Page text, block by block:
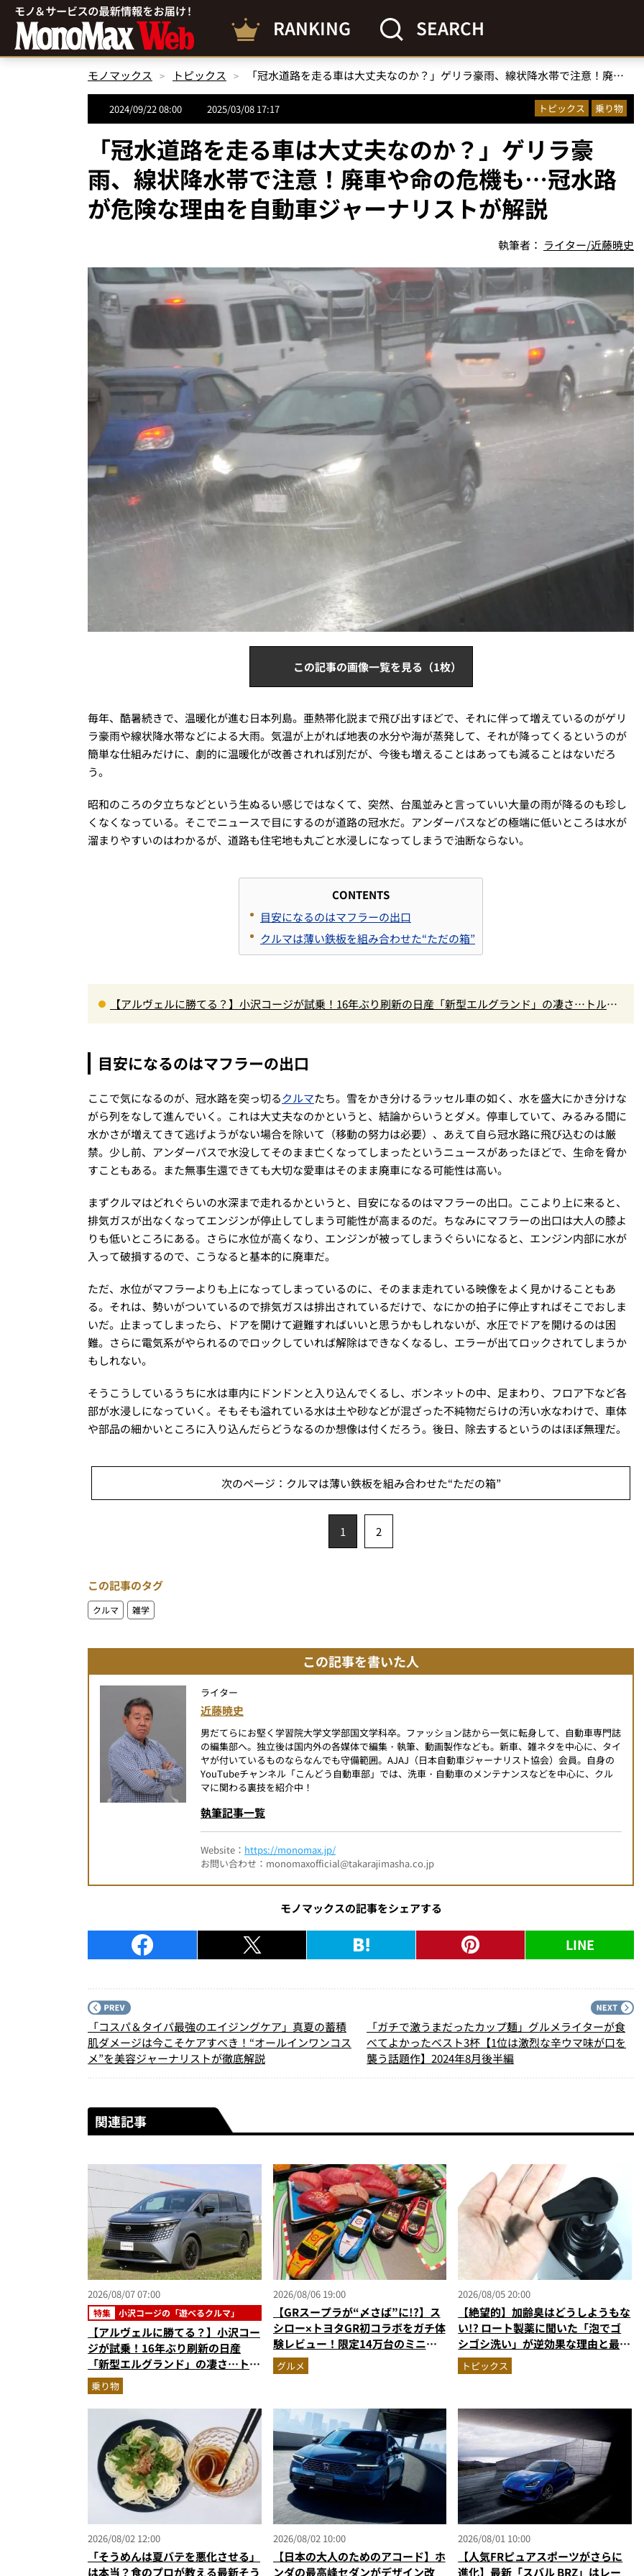
RANKING SEARCH
モノマックス トピックス 「冠水道路を走る車は大丈夫なのか？」ゲリラ豪雨、線状降水帯で注意！廃車や命の危機も…冠水路が危険な理由を自動車ジャーナリストが解説
2024/09/22 08:00 2025/03/08 17:17 トピックス 乗り物
「冠水道路を走る車は大丈夫なのか？」ゲリラ豪
雨、線状降水帯で注意！廃車や命の危機も…冠水路
が危険な理由を自動車ジャーナリストが解説
執筆者： ライター/近藤暁史
この記事の画像一覧を見る（1枚）
毎年、酷暑続きで、温暖化が進む日本列島。亜熱帯化説まで飛び出すほどで、それに伴って増えているのがゲリ
ラ豪雨や線状降水帯などによる大雨。気温が上がれば地表の水分や海が蒸発して、それが降ってくるというのが
簡単な仕組みだけに、劇的に温暖化が改善されれば別だが、今後も増えることはあっても減ることはないだろ
う。
昭和のころの夕立ちなどという生ぬるい感じではなくて、突然、台風並みと言っていい大量の雨が降るのも珍し
くなくなっている。そこでニュースで目にするのが道路の冠水だ。アンダーパスなどの極端に低いところは水が
溜まりやすいのはわかるが、道路も住宅地も丸ごと水浸しになってしまうで油断ならない。
CONTENTS
目安になるのはマフラーの出口
クルマは薄い鉄板を組み合わせた“ただの箱”
【アルヴェルに勝てる？】小沢コージが試乗！16年ぶり刷新の日産「新型エルグランド」の凄さ…トルク5
目安になるのはマフラーの出口
ここで気になるのが、冠水路を突っ切るクルマたち。雪をかき分けるラッセル車の如く、水を盛大にかき分けな
がら列をなして進んでいく。これは大丈夫なのかというと、結論からいうとダメ。停車していて、みるみる間に
水かさが増えてきて逃げようがない場合を除いて（移動の努力は必要）、あえて自ら冠水路に飛び込むのは厳
禁。少し前、アンダーパスで水没してそのまま亡くなってしまったというニュースがあったほどで、生命を脅か
すこともある。また無事生還できても大切な愛車はそのまま廃車になる可能性は高い。
まずクルマはどれぐらいの水深まで走れるかというと、目安になるのはマフラーの出口。ここより上に来ると、
排気ガスが出なくなってエンジンが停止してしまう可能性が高まるのだ。ちなみにマフラーの出口は大人の膝よ
りも低いところにある。さらに水位が高くなり、エンジンが被ってしまうぐらいになると、エンジン内部に水が
入って破損するので、こうなると基本的に廃車だ。
ただ、水位がマフラーよりも上になってしまっているのに、そのまま走れている映像をよく見かけることもあ
る。それは、勢いがついているので排気ガスは排出されているだけで、なにかの拍子に停止すればそこでおしま
いだ。止まってしまったら、ドアを開けて避難すればいいと思うかもしれないが、水圧でドアを開けるのは困
難。さらに電気系がやられるのでロックしていれば解除はできなくなるし、エラーが出てロックされてしまうか
もしれない。
そうこうしているうちに水は車内にドンドンと入り込んでくるし、ボンネットの中、足まわり、フロア下など各
部が水浸しになっていく。そもそも溢れている水は土や砂などが混ざった不純物だらけの汚い水なわけで、車体
や部品の細かいところに入り込んだらどうなるのか想像は付くだろう。後日、除去するというのはほぼ無理だ。
次のページ：クルマは薄い鉄板を組み合わせた“ただの箱”
1 2
この記事のタグ
クルマ 雑学
この記事を書いた人
ライター
近藤暁史
男だてらにお堅く学習院大学文学部国文学科卒。ファッション誌から一気に転身して、自動車専門誌
の編集部へ。独立後は国内外の各媒体で編集・執筆、動画製作なども。新車、雑ネタを中心に、タイ
ヤが付いているものならなんでも守備範囲。AJAJ（日本自動車ジャーナリスト協会）会員。自身の
YouTubeチャンネル「こんどう自動車部」では、洗車・自動車のメンテナンスなどを中心に、クル
マに関わる裏技を紹介中！
執筆記事一覧
Website： https://monomax.jp/
お問い合わせ：monomaxofficial@takarajimasha.co.jp
モノマックスの記事をシェアする
LINE
「コスパ＆タイパ最強のエイジングケア」真夏の蓄積
肌ダメージは今こそケアすべき！“オールインワンコス
メ”を美容ジャーナリストが徹底解説
「ガチで激うまだったカップ麺」グルメライターが食
べてよかったベスト3杯【1位は激烈な辛ウマ味が口を
襲う話題作】2024年8月後半編
関連記事
2026/08/07 07:00
特集 小沢コージの「遊べるクルマ」
【アルヴェルに勝てる？】小沢コー
ジが試乗！16年ぶり刷新の日産
「新型エルグランド」の凄さ…トル
ク500Nm超の第3世代e-POWER＆
和の格調高きデザインを徹底チェッ
ク
乗り物
2026/08/06 19:00
【GRスープラが“〆さば”に!?】ス
シロー×トヨタGR初コラボをガチ体
験レビュー！限定14万台のミニカ
ー＆体験型演出に大人も子供も大興
奮間違いなし
グルメ
2026/08/05 20:00
【絶望的】加齢臭はどうしようもな
い!? ロート製薬に聞いた「泡でゴ
シゴシ洗い」が逆効果な理由と最強
のニオイ対策
トピックス
2026/08/02 12:00
「そうめんは夏バテを悪化させる」
は本当？食のプロが教える最新そう
2026/08/02 10:00
【日本の大人のためのアコード】ホ
ンダの最高峰セダンがデザイン改
2026/08/01 10:00
【人気FRピュアスポーツがさらに
進化】最新「スバル BRZ」はレー